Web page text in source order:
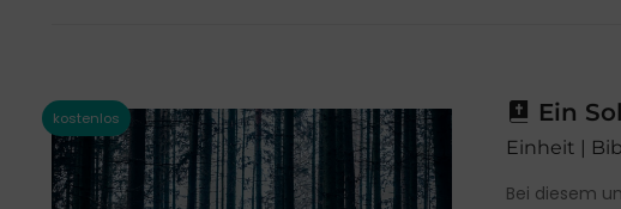
Ein
Einheit |
Bei diesem